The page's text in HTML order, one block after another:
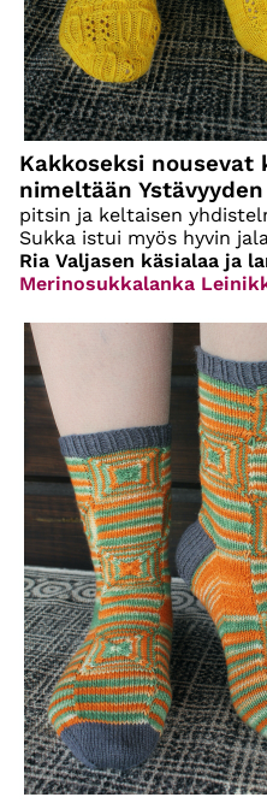
Kakkoseksi
nimeltään
pitsin ja keltaisen
Sukka istui myös hyvin
Ria Valjasen käsialaa ja
Merinosukkalanka